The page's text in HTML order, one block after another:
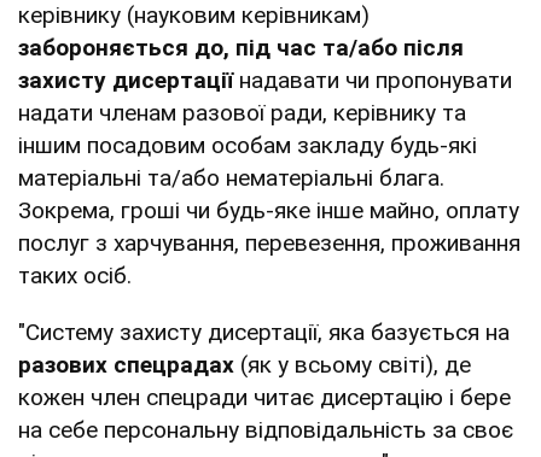
керівнику (науковим керівникам)
забороняється до, під час та/або після
захисту дисертації надавати чи пропонувати
надати членам разової ради, керівнику та
іншим посадовим особам закладу будь-які
матеріальні та/або нематеріальні блага.
Зокрема, гроші чи будь-яке інше майно, оплату
послуг з харчування, перевезення, проживання
таких осіб.
"Систему захисту дисертації, яка базується на
разових спецрадах (як у всьому світі), де
кожен член спецради читає дисертацію і бере
на себе персональну відповідальність за своє